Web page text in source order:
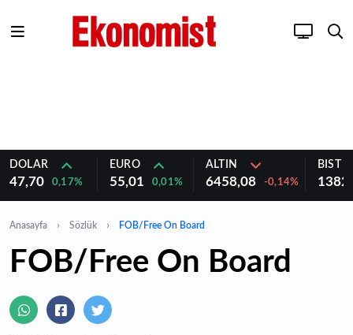
DOLAR
47,70 0,17%
EURO
55,01 0,01%
ALTIN
6458,08 -0,14%
BIST
Anasayfa Sözlük FOB/Free On Board
FOB/Free On Board